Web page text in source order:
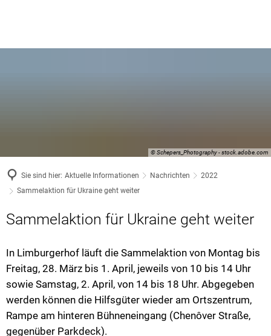
© Schepers_Photography - stock.adobe.com
Sie sind hier: Aktuelle Informationen Nachrichten
2022
Sammelaktion für Ukraine geht weiter
Sammelaktion für Ukraine geht weiter
In Limburgerhof läuft die Sammelaktion von Montag bis
Freitag, 28. März bis 1. April, jeweils von 10 bis 14 Uhr
sowie Samstag, 2. April, von 14 bis 18 Uhr. Abgegeben
werden können die Hilfsgüter wieder am Ortszentrum,
Rampe am hinteren Bühneneingang (Chenôver Straße,
gegenüber Parkdeck).